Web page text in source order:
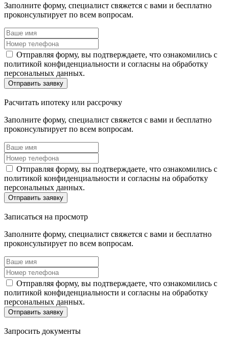
Заполните форму, специалист свяжется с вами и бесплатно
проконсультирует по всем вопросам.
Отправляя форму, вы подтверждаете, что ознакомились с
политикой конфиденциальности и согласны на обработку
персональных данных.
Отправить заявку
Расчитать ипотеку или рассрочку
Заполните форму, специалист свяжется с вами и бесплатно
проконсультирует по всем вопросам.
Отправляя форму, вы подтверждаете, что ознакомились с
политикой конфиденциальности и согласны на обработку
персональных данных.
Отправить заявку
Записаться на просмотр
Заполните форму, специалист свяжется с вами и бесплатно
проконсультирует по всем вопросам.
Отправляя форму, вы подтверждаете, что ознакомились с
политикой конфиденциальности и согласны на обработку
персональных данных.
Отправить заявку
Запросить документы